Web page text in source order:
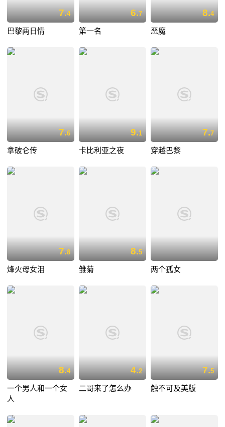
7.4
巴黎两日情
6.7
第一名
8.4
恶魔
7.6
拿破仑传
9.1
卡比利亚之夜
7.7
穿越巴黎
7.8
烽火母女泪
8.5
雏菊 两个孤女
8.4
一个男人和一个女
人
4.2
二哥来了怎么办
7.5
触不可及美版